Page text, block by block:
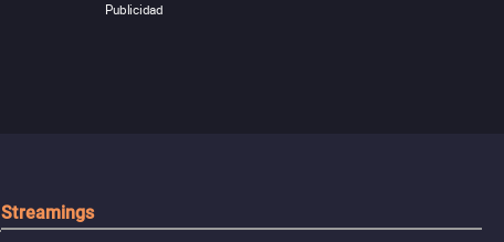
Publicidad
Streamings